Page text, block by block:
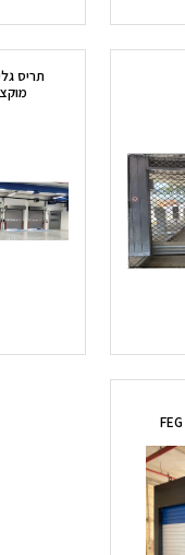
תריס